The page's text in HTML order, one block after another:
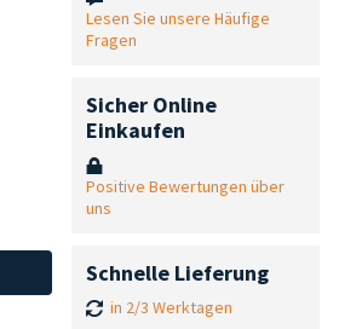
Lesen Sie unsere Häufige
Fragen
Sicher Online
Einkaufen
Positive Bewertungen über
uns
Schnelle Lieferung
in 2/3 Werktagen